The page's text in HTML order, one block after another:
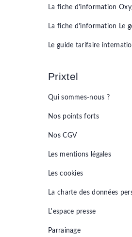
La fiche d'information
La fiche d'information Le
Le guide tarifaire
Prixtel
Qui sommes-nous ?
Nos points forts
Nos CGV
Les mentions légales
Les cookies
La charte des données
L'espace presse
Parrainage